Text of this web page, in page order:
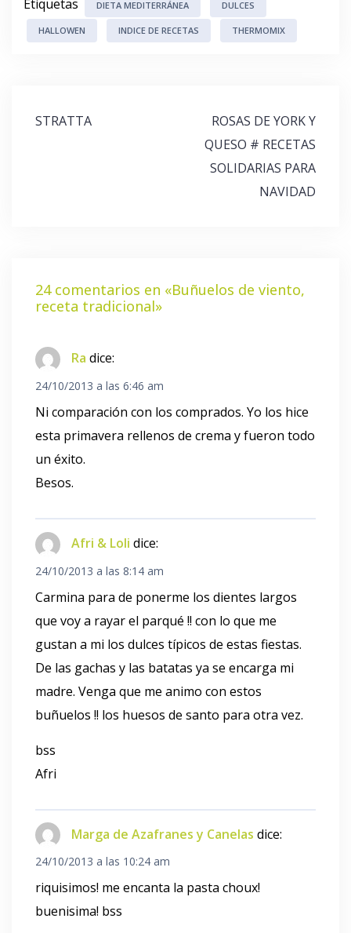
Etiquetas DIETA MEDITERRÁNEA DULCES
HALLOWEN INDICE DE RECETAS THERMOMIX
Navegación
STRATTA
ROSAS DE YORK Y
QUESO # RECETAS
SOLIDARIAS PARA
NAVIDAD
24 comentarios en «Buñuelos de viento,
receta tradicional»
Ra dice:
24/10/2013 a las 6:46 am
Ni comparación con los comprados. Yo los hice
esta primavera rellenos de crema y fueron todo
un éxito.
Besos.
Afri & Loli dice:
24/10/2013 a las 8:14 am
Carmina para de ponerme los dientes largos
que voy a rayar el parqué !! con lo que me
gustan a mi los dulces típicos de estas fiestas.
De las gachas y las batatas ya se encarga mi
madre. Venga que me animo con estos
buñuelos !! los huesos de santo para otra vez.
bss
Afri
Marga de Azafranes y Canelas dice:
24/10/2013 a las 10:24 am
riquisimos! me encanta la pasta choux!
buenisima! bss